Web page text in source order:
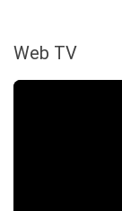
Web TV